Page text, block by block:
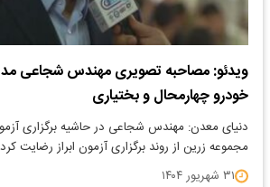
ویدئو: مصاحبه تصویری مهندس شجاعی
خودرو چهارمحال و بختیاری
دنیای معدن: مهندس شجاعی در حاشیه برگزاری
مجموعه زرین از روند برگزاری آزمون ابراز رضایت
۳۱ شهریور ۱۴۰۴